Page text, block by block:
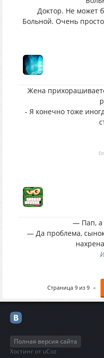
Доктор. Не может
Больной. Очень
Жена
- Я конечно тоже
— Пап, а
— Да проблема,
Страница 9из 9 «
Полная версия сайта
Хостинг от uCoz